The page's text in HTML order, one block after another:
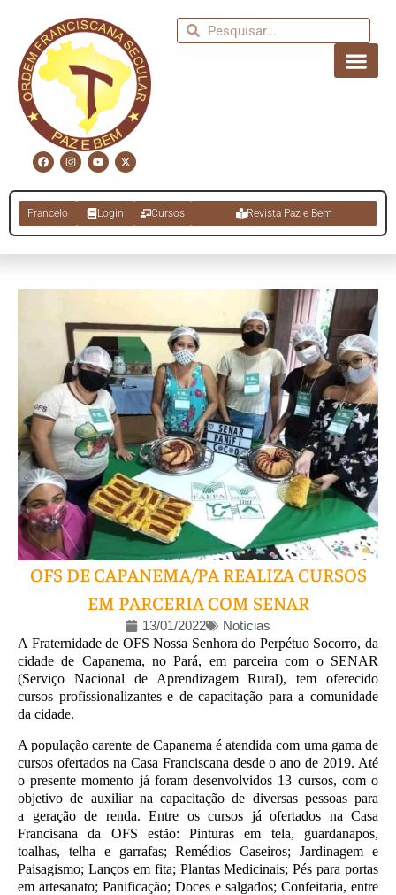
Francelo Login Cursos Revista Paz e Bem
OFS DE CAPANEMA/PA REALIZA CURSOS
EM PARCERIA COM SENAR
13/01/2022
Notícias
A Fraternidade de OFS Nossa Senhora do Perpétuo Socorro, da
cidade de Capanema, no Pará, em parceira com o SENAR
(Serviço Nacional de Aprendizagem Rural), tem oferecido
cursos profissionalizantes e de capacitação para a comunidade
da cidade.
A população carente de Capanema é atendida com uma gama de
cursos ofertados na Casa Franciscana desde o ano de 2019. Até
o presente momento já foram desenvolvidos 13 cursos, com o
objetivo de auxiliar na capacitação de diversas pessoas para
a geração de renda. Entre os cursos já ofertados na Casa
Francisana da OFS estão:Pinturas em tela, guardanapos,
toalhas, telha e garrafas;Remédios Caseiros;Jardinagem e
Paisagismo; Lanços em fita; Plantas Medicinais;Pés para portas
em artesanato; Panificação; Doces e salgados; Confeitaria, entre